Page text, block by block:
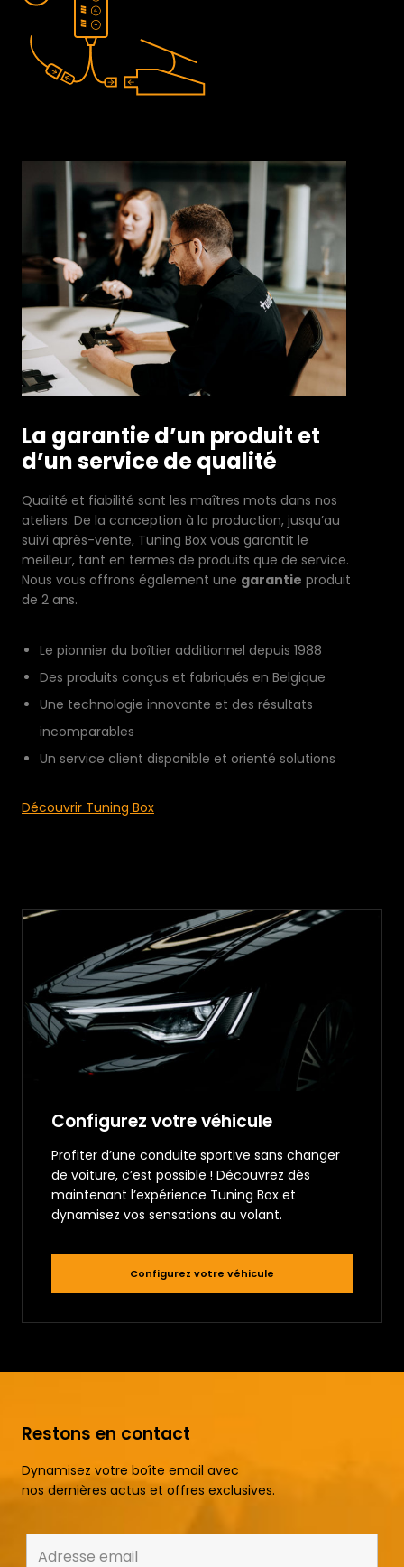
La garantie d’un produit et
d’un service de qualité
Qualité et fiabilité sont les maîtres mots dans nos
ateliers. De la conception à la production, jusqu’au
suivi après-vente, Tuning Box vous garantit le
meilleur, tant en termes de produits que de service.
Nous vous offrons également une garantie produit
de 2 ans.
Le pionnier du boîtier additionnel depuis 1988
Des produits conçus et fabriqués en Belgique
Une technologie innovante et des résultats
incomparables
Un service client disponible et orienté solutions
Découvrir Tuning Box
Configurez votre véhicule
Profiter d’une conduite sportive sans changer
de voiture, c’est possible ! Découvrez dès
maintenant l’expérience Tuning Box et
dynamisez vos sensations au volant.
Configurez votre véhicule
Restons en contact
Dynamisez votre boîte email avec
nos dernières actus et offres exclusives.